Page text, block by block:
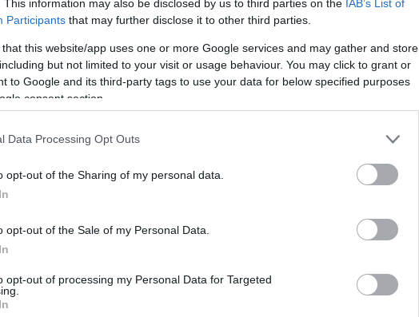
This information may also be disclosed by us to third parties on the IAB’s List of
Participants that may further disclose it to other third parties.
that this website/app uses one or more Google services and may gather and store
but not limited to your visit or usage behaviour. You may click to grant or
to Google and its third-party tags to use your data for below specified purposes
consent section.
Data Processing Opt Outs
opt-out of the Sharing of my personal data.
opt-out of the Sale of my Personal Data.
opt-out of processing my Personal Data for Targeted
στο πλαίσιο της καινοτομίας, παγιώνοντας την
Partner, Tax της KPMG στην Ελλάδα,
« Εδώ και λίγα χρόνια έχουν μπει στη ζωή μας οι
και ενισχύουν το ρόλο του λογιστηρίου και του
τμήματος μέσα σε ένα οργανισμό. H KPMG
για ακόμα μια φορά ενσωματώνοντας τεχνολογίες Gen
της πλατφόρμα το Digital Gateway παρέχοντας
δυνατότητες αξιοποίησης των δεδομένων που
for Tax είναι μια δοκιμασμένη και αξιόπιστη